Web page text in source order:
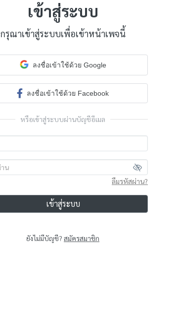
เข้าสู่ระบบ
กรุณาเข้าสู่ระบบเพื่อเข้าหน้าเพจนี้
ลงชื่อเข้าใช้ด้วย Google
ลงชื่อเข้าใช้ด้วย Facebook
หรือเข้าสู่ระบบผ่านบัญชีอีเมล
ลืมรหัสผ่าน?
เข้าสู่ระบบ
ยังไม่มีบัญชี? สมัครสมาชิก